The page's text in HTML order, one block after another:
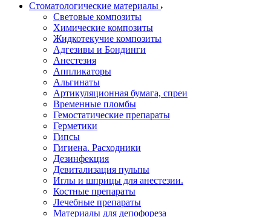
Стоматологические материалы
Световые композиты
Химические композиты
Жидкотекучие композиты
Адгезивы и Бондинги
Анестезия
Аппликаторы
Альгинаты
Артикуляционная бумага, спреи
Временные пломбы
Гемостатические препараты
Герметики
Гипсы
Гигиена. Расходники
Дезинфекция
Девитализация пульпы
Иглы и шприцы для анестезии.
Костные препараты
Лечебные препараты
Материалы для депофореза